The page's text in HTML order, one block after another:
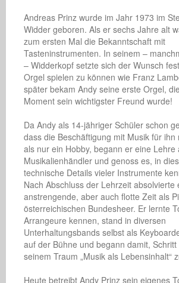
Andreas Prinz wurde im Jahr 1973 im
Widder geboren. Als er sechs Jahre alt
zum ersten Mal die Bekanntschaft mit
Tasteninstrumenten. In seinem –
– Widderkopf setzte sich der Wunsch
Orgel spielen zu können wie Franz
später bekam Andy seine erste Orgel,
Moment sein wichtigster Freund wurde!
Da Andy als 14-jähriger Schüler schon
dass die Beschäftigung mit Musik für ihn
als nur ein Hobby, begann er eine Lehre
Musikalienhändler und genoss es, in
technische Details vieler Instrumente
Nach Abschluss der Lehrzeit absolvierte
anstrengende, aber auch flotte Zeit als
österreichischen Bundesheer. Er lernte
Arrangeure kennen, stand in diversen
Unterhaltungsbands selbst als
auf der Bühne und begann damit,
seinem Traum „Musik als Lebensinhalt“
Heute betreibt Andy Prinz sein eigenes